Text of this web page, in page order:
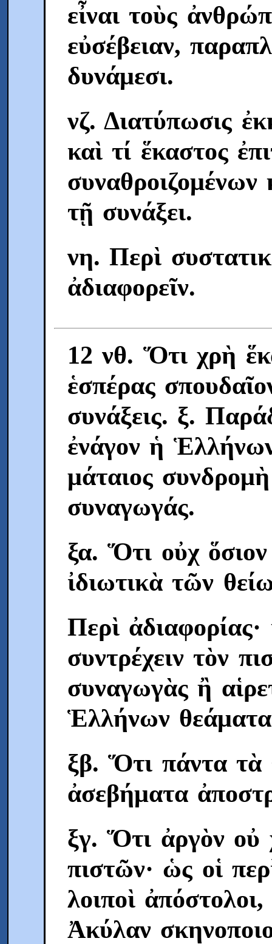
εἶναι τοὺς
εὐσέβειαν,
δυνάμεσι.
νζ. Διατύπωσις
καὶ τί ἕκαστος
τῇ συνάξει.
νη. Περὶ
ἀδιαφορεῖν.
12 νθ. Ὅτι χρὴ
ἑσπέρας
συνάξεις. ξ.
ἐνάγον ἡ
μάταιος
συναγωγάς.
ξα. Ὅτι οὐχ ὅσιον
ἰδιωτικὰ τῶν
Περὶ
συντρέχειν τὸν
συναγωγὰς ἢ
Ἑλλήνων
ξβ. Ὅτι πάντα
ἀσεβήματα
ξγ. Ὅτι ἀργὸν οὐ
πιστῶν· ὡς οἱ
λοιποὶ
Ἀκύλαν